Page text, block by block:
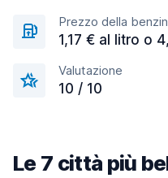
Prezzo della
1,17 € al litro o
Valutazione
10 / 10
Le 7 città più